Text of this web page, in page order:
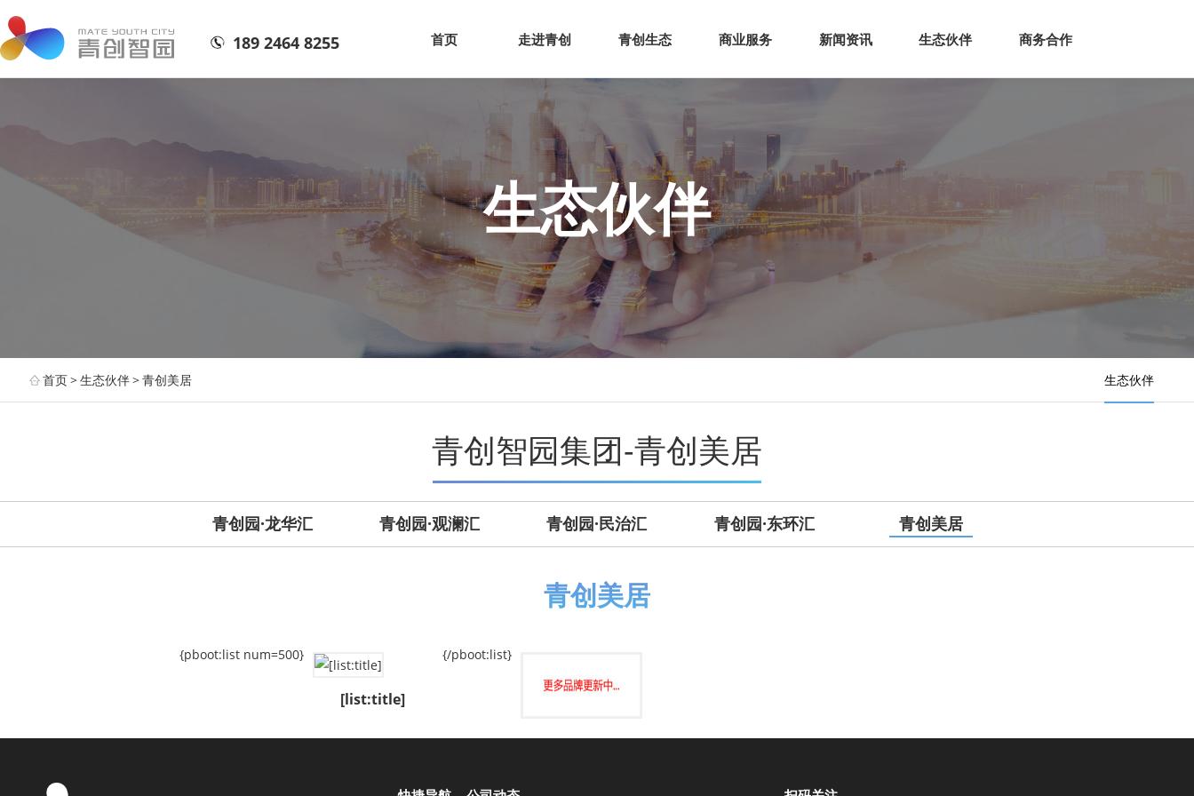
网站首页 走进青创 青创生态 商业服务 新闻资讯 生态伙伴
189 2464 8255 首页 走进青创 青创生态 商业服务 新闻资讯 生态伙伴 商务合作
生态伙伴
首页>生态伙伴>青创美居 生态伙伴
青创智园集团-青创美居
青创园·龙华汇 青创园·观澜汇 青创园·民治汇 青创园·东环汇 青创美居
青创美居
{pboot:list num=500}
[list:title]
{/pboot:list}